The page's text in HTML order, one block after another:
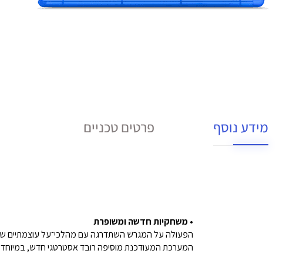
מידע נוסף פרטים טכניים
• משחקיות חדשה ומשופרת
הפעולה על המגרש השתדרגה עם מהלכי־על עוצמתיים
המערכת המעודכנת מוסיפה רובד אסטרטגי חדש, במיוחד